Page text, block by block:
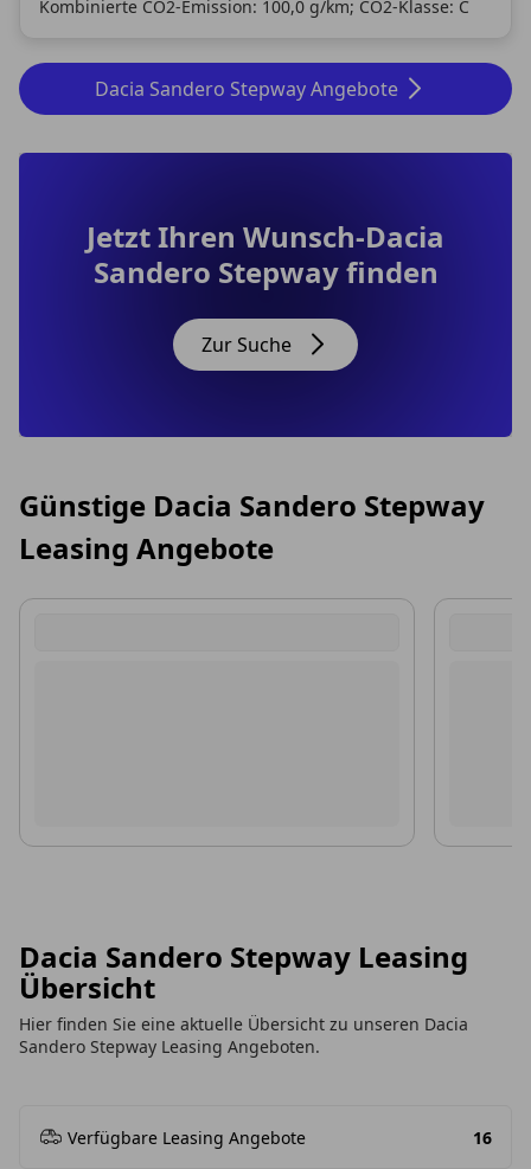
Kombinierte CO2-Emission: 100,0 g/km; CO2-Klasse: C
Dacia Sandero Stepway Angebote
Jetzt Ihren Wunsch-Dacia
Sandero Stepway finden
Zur Suche
Günstige Dacia Sandero Stepway
Leasing Angebote
Dacia Sandero Stepway Leasing
Übersicht
Hier finden Sie eine aktuelle Übersicht zu unseren Dacia
Sandero Stepway Leasing Angeboten.
Verfügbare Leasing Angebote 16